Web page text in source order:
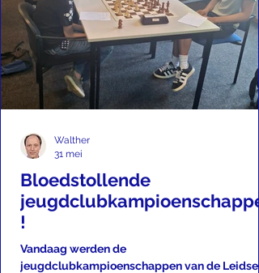
Bloedstollende
!
Vandaag werden de
jeugdclubkampioenschappen van de Leidse
Walther
31 mei